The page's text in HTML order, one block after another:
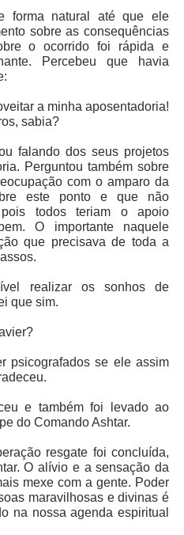
forma natural até que ele
sobre as consequências
o ocorrido foi rápida e
Percebeu que havia
a minha aposentadoria!
sabia?
falando dos seus projetos
Perguntou também sobre
com o amparo da
este ponto e que não
todos teriam o apoio
O importante naquele
que precisava de toda a
realizar os sonhos de
que sim.
psicografados se ele assim
e também foi levado ao
do Comando Ashtar.
resgate foi concluída,
O alívio e a sensação da
mexe com a gente. Poder
maravilhosas e divinas é
na nossa agenda espiritual